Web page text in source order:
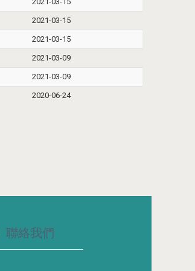
2021-03-15
2021-03-15
2021-03-09
2021-03-09
2020-06-24
聯絡我們